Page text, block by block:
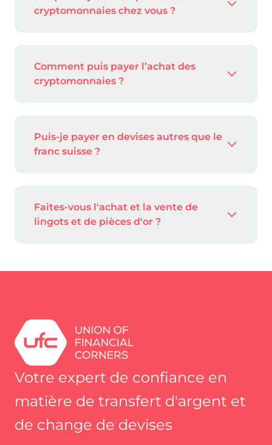
cryptomonnaies chez vous ?
Comment puis payer l’achat des
cryptomonnaies ?
Puis-je payer en devises autres que le
franc suisse ?
Faites-vous l'achat et la vente de
lingots et de pièces d'or ?
Votre expert de confiance en
matière de transfert d'argent et
de change de devises